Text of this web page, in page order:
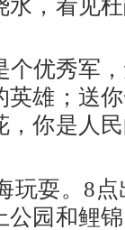
水，看见
个优秀军
雄；送
，你是人
玩耍。8
园和鲤